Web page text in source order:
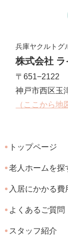
兵庫ヤクルトグ
株式会社
〒651−2122
神戸市西区玉
（ここから地
トップページ
老人ホームを探
入居にかかる費
よくあるご質問
スタッフ紹介